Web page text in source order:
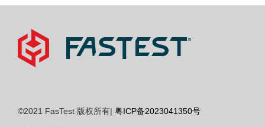
©2021 FasTest 版权所有| 粤ICP备2023041350号